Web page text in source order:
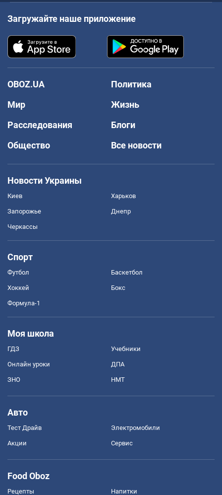
Загружайте наше приложение
OBOZ.UA
Политика
Мир
Жизнь
Расследования
Блоги
Общество
Все новости
Новости Украины
Киев Харьков
Запорожье Днепр
Черкассы
Спорт
Футбол Баскетбол
Хоккей Бокс
Формула-1
Моя школа
ГДЗ Учебники
Онлайн уроки ДПА
ЗНО НМТ
Авто
Тест Драйв Электромобили
Акции Сервис
Food Oboz
Рецепты Напитки